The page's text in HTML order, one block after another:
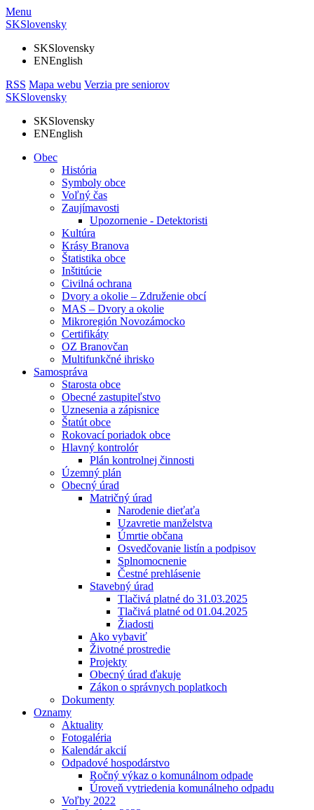
Menu
SKSlovensky
SKSlovensky
ENEnglish
RSS Mapa webu Verzia pre seniorov
SKSlovensky
SKSlovensky
ENEnglish
Obec
História
Symboly obce
Voľný čas
Zaujímavosti
Upozornenie - Detektoristi
Kultúra
Krásy Branova
Štatistika obce
Inštitúcie
Civilná ochrana
Dvory a okolie – Združenie obcí
MAS – Dvory a okolie
Mikroregión Novozámocko
Certifikáty
OZ Branovčan
Multifunkčné ihrisko
Samospráva
Starosta obce
Obecné zastupiteľstvo
Uznesenia a zápisnice
Štatút obce
Rokovací poriadok obce
Hlavný kontrolór
Plán kontrolnej činnosti
Územný plán
Obecný úrad
Matričný úrad
Narodenie dieťaťa
Uzavretie manželstva
Úmrtie občana
Osvedčovanie listín a podpisov
Splnomocnenie
Čestné prehlásenie
Stavebný úrad
Tlačivá platné do 31.03.2025
Tlačivá platné od 01.04.2025
Žiadosti
Ako vybaviť
Životné prostredie
Projekty
Obecný úrad ďakuje
Zákon o správnych poplatkoch
Dokumenty
Oznamy
Aktuality
Fotogaléria
Kalendár akcií
Odpadové hospodárstvo
Ročný výkaz o komunálnom odpade
Úroveň vytriedenia komunálneho odpadu
Voľby 2022